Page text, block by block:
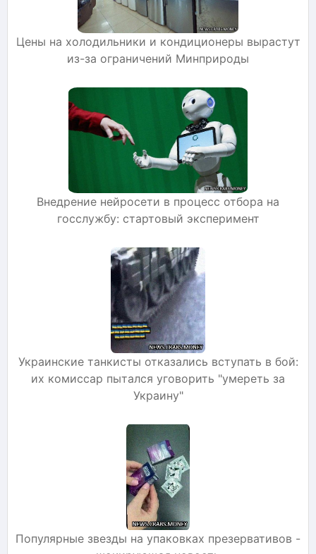
Цены на холодильники и кондиционеры вырастут
из-за ограничений Минприроды
Внедрение нейросети в процесс отбора на
госслужбу: стартовый эксперимент
Украинские танкисты отказались вступать в бой:
их комиссар пытался уговорить "умереть за
Украину"
Популярные звезды на упаковках презервативов -